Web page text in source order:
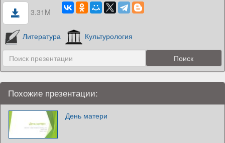
3.31M
Литература Культурология
Похожие презентации:
День матери